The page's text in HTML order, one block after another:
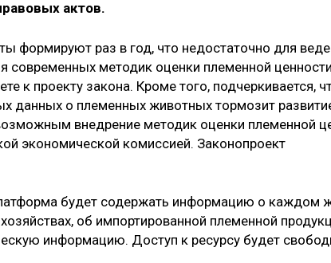
актов.
формируют раз в год, что недостаточно для
современных методик оценки племенной ценности
к проекту закона. Кроме того, подчеркивается,
данных о племенных животных тормозит
внедрение методик оценки племенной
экономической комиссией. Законопроект
будет содержать информацию о каждом
об импортированной племенной
информацию. Доступ к ресурсу будет